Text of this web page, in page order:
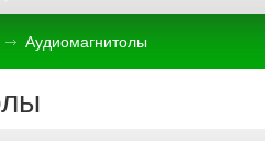
Аудиомагнитолы